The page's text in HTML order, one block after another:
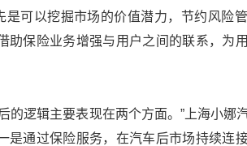
是可以挖掘市场的价值潜力，节约风险
助保险业务增强与用户之间的联系，为
的逻辑主要表现在两个方面。”上海小娜
是通过保险服务，在汽车后市场持续连